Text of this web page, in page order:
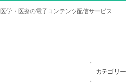
医学・医療の電子コンテンツ配信サービス
カテゴリ